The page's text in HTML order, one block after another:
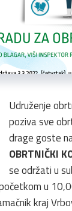
Udruženje
poziva sve
drage goste
OBRTNIČKI
se održati u
u
kraj